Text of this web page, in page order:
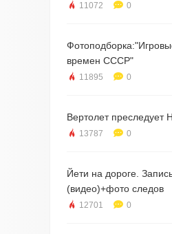
11072 0
времен СССР"
11895 0
Вертолет преследует
13787 0
Йети на дороге.
(видео)+фото следов
12701 0